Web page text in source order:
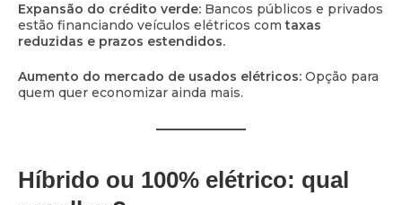
Expansão do crédito verde: Bancos públicos e privados
estão financiando veículos elétricos comtaxas
reduzidas e prazos estendidos.
Aumento do mercado de usados elétricos: Opção para
quem quer economizar ainda mais.
Híbrido ou 100% elétrico: qual